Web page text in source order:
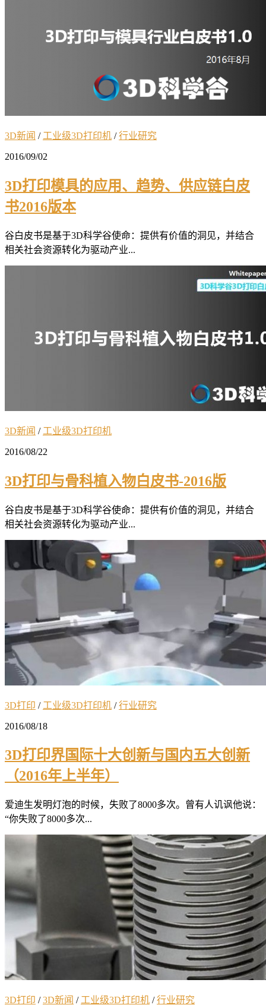
3D新闻 / 工业级3D打印机 /行业研究
2016/09/02
3D打印模具的应用、趋势、供应链白皮
书2016版本
谷白皮书是基于3D科学谷使命：提供有价值的洞见，并结合
相关社会资源转化为驱动产业...
3D新闻 / 工业级3D打印机
2016/08/22
3D打印与骨科植入物白皮书-2016版
谷白皮书是基于3D科学谷使命：提供有价值的洞见，并结合
相关社会资源转化为驱动产业...
3D打印 / 工业级3D打印机 /行业研究
2016/08/18
3D打印界国际十大创新与国内五大创新
（2016年上半年）
爱迪生发明灯泡的时候，失败了8000多次。曾有人讥讽他说：
“你失败了8000多次...
3D打印 /3D新闻 / 工业级3D打印机 /行业研究